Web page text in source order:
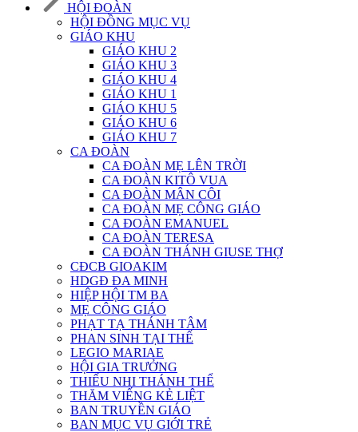
HỘI ĐOÀN
HỘI ĐỒNG MỤC VỤ
GIÁO KHU
GIÁO KHU 2
GIÁO KHU 3
GIÁO KHU 4
GIÁO KHU 1
GIÁO KHU 5
GIÁO KHU 6
GIÁO KHU 7
CA ĐOÀN
CA ĐOÀN MẸ LÊN TRỜI
CA ĐOÀN KITÔ VUA
CA ĐOÀN MÂN CÔI
CA ĐOÀN MẸ CÔNG GIÁO
CA ĐOÀN EMANUEL
CA ĐOÀN TERESA
CA ĐOÀN THÁNH GIUSE THỢ
CĐCB GIOAKIM
HDGĐ ĐA MINH
HIỆP HỘI TM BA
MẸ CÔNG GIÁO
PHẠT TẠ THÁNH TÂM
PHAN SINH TẠI THẾ
LEGIO MARIAE
HỘI GIA TRƯỞNG
THIẾU NHI THÁNH THỂ
THĂM VIẾNG KẺ LIỆT
BAN TRUYỀN GIÁO
BAN MỤC VỤ GIỚI TRẺ